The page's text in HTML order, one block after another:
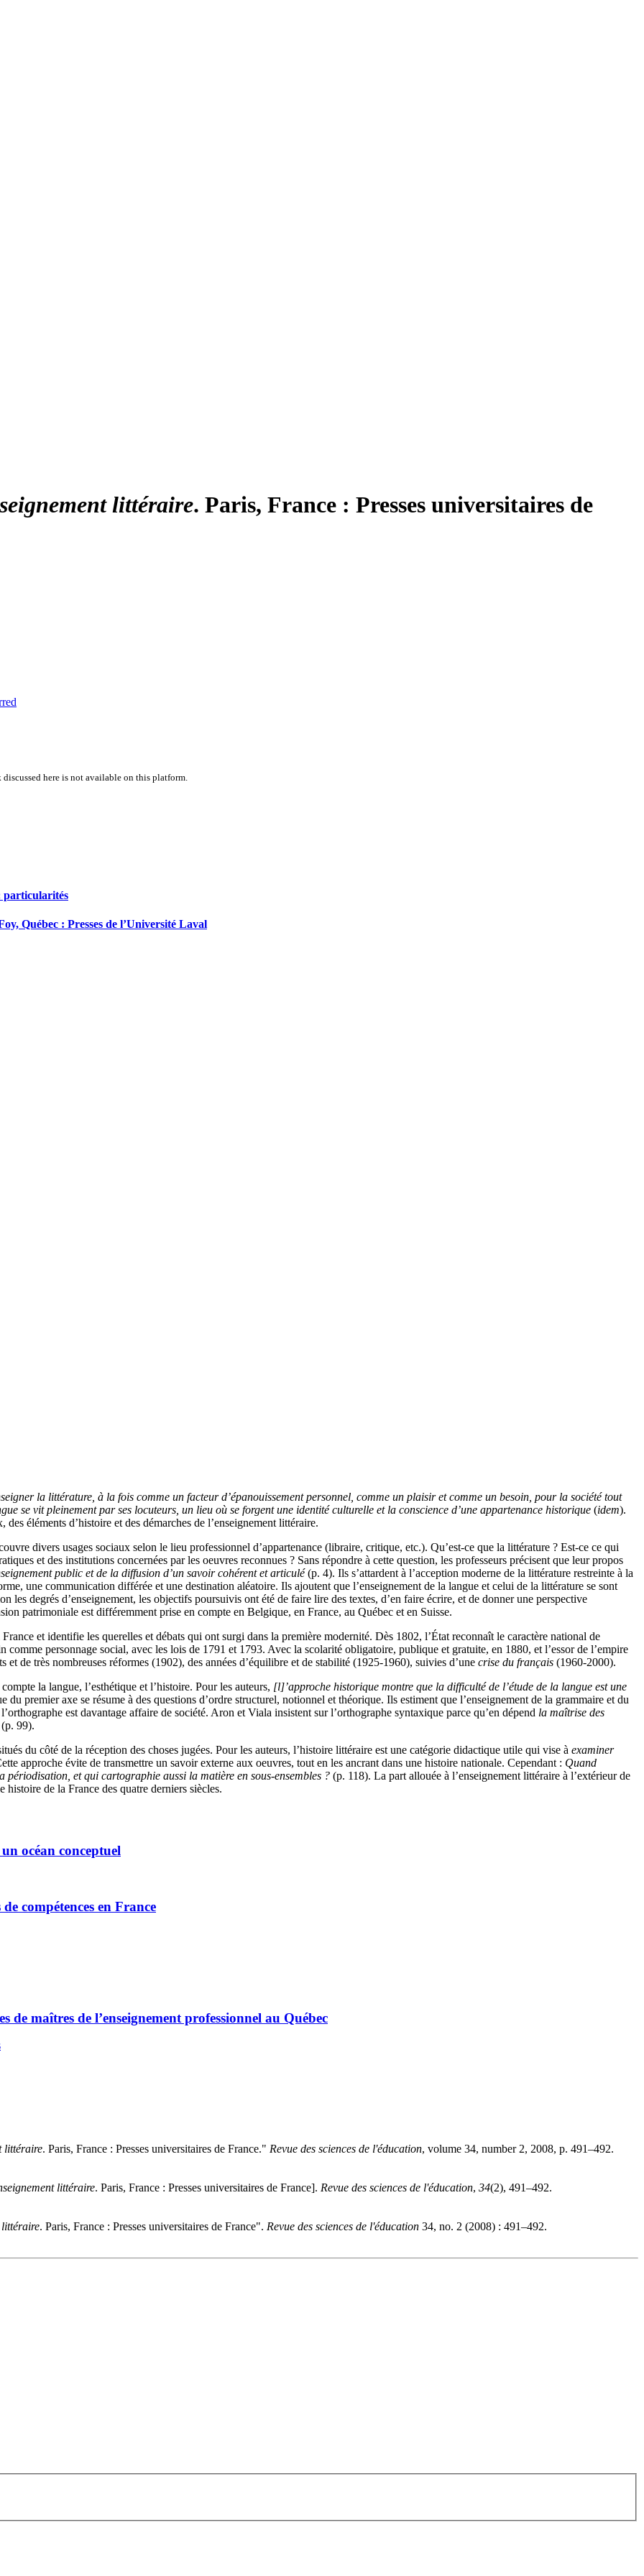
littéraire. Paris, France : Presses universitaires de
here is not available on this platform.
particularités
Québec : Presses de l’Université Laval
la littérature, à la fois comme un facteur d’épanouissement personnel, comme un plaisir et comme un besoin, pour la société tout
se vit pleinement par ses locuteurs, un lieu où se forgent une identité culturelle et la conscience d’une appartenance historique (idem).
éléments d’histoire et des démarches de l’enseignement littéraire.
divers usages sociaux selon le lieu professionnel d’appartenance (libraire, critique, etc.). Qu’est-ce que la littérature ? Est-ce ce qui
et des institutions concernées par les oeuvres reconnues ? Sans répondre à cette question, les professeurs précisent que leur propos
public et de la diffusion d’un savoir cohérent et articulé(p. 4). Ils s’attardent à l’acception moderne de la littérature restreinte à la
une communication différée et une destination aléatoire. Ils ajoutent que l’enseignement de la langue et celui de la littérature se sont
les degrés d’enseignement, les objectifs poursuivis ont été de faire lire des textes, d’en faire écrire, et de donner une perspective
patrimoniale est différemment prise en compte en Belgique, en France, au Québec et en Suisse.
et identifie les querelles et débats qui ont surgi dans la première modernité. Dès 1802, l’État reconnaît le caractère national de
comme personnage social, avec les lois de 1791 et 1793. Avec la scolarité obligatoire, publique et gratuite, en 1880, et l’essor de l’empire
de très nombreuses réformes (1902), des années d’équilibre et de stabilité (1925-1960), suivies d’une crise du français (1960-2000).
la langue, l’esthétique et l’histoire. Pour les auteurs, [l]’approche historique montre que la difficulté de l’étude de la langue est une
du premier axe se résume à des questions d’ordre structurel, notionnel et théorique. Ils estiment que l’enseignement de la grammaire et du
est davantage affaire de société. Aron et Viala insistent sur l’orthographe syntaxique parce qu’en dépend la maîtrise des
(p. 99).
du côté de la réception des choses jugées. Pour les auteurs, l’histoire littéraire est une catégorie didactique utile qui vise à examiner
approche évite de transmettre un savoir externe aux oeuvres, tout en les ancrant dans une histoire nationale. Cependant : Quand
périodisation, et qui cartographie aussi la matière en sous-ensembles ? (p. 118). La part allouée à l’enseignement littéraire à l’extérieur de
histoire de la France des quatre derniers siècles.
océan conceptuel
compétences en France
maîtres de l’enseignement professionnel au Québec
littéraire. Paris, France : Presses universitaires de France." Revue des sciences de l'éducation, volume 34, number 2, 2008, p. 491–492.
littéraire. Paris, France : Presses universitaires de France]. Revue des sciences de l'éducation, 34(2), 491–492.
littéraire. Paris, France : Presses universitaires de France". Revue des sciences de l'éducation 34, no. 2 (2008) : 491–492.